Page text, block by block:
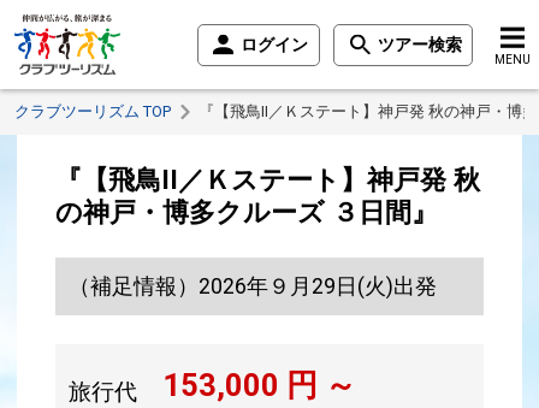
ログイン ツアー検索
MENU
クラブツーリズム TOP 『【飛鳥II／Ｋステート】神戸発 秋の神戸・博
『【飛鳥II／Ｋステート】神戸発 秋
の神戸・博多クルーズ ３日間』
（補足情報）2026年９月29日(火)出発
旅行代
153,000 円 ～